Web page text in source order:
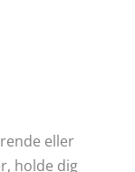
eller
holde dig